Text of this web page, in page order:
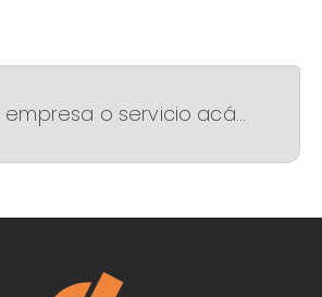
empresa o servicio acá...